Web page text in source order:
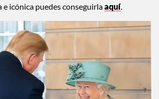
e icónica puedes conseguirlaaquí.